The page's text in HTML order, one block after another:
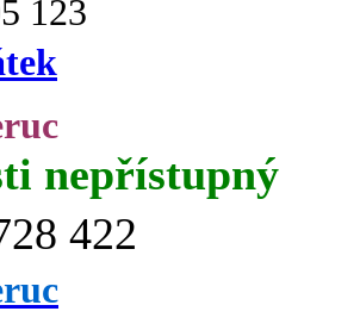
123
nepřístupný
422